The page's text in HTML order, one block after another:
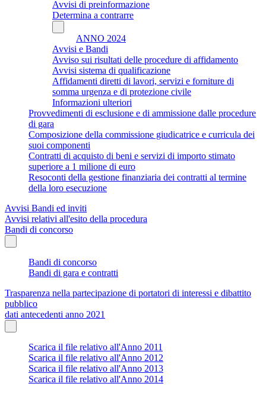
Avvisi di preinformazione
Determina a contrarre
ANNO 2024
Avvisi e Bandi
Avviso sui risultati delle procedure di affidamento
Avvisi sistema di qualificazione
Affidamenti diretti di lavori, servizi e forniture di
somma urgenza e di protezione civile
Informazioni ulteriori
Provvedimenti di esclusione e di ammissione dalle procedure
di gara
Composizione della commissione giudicatrice e curricula dei
suoi componenti
Contratti di acquisto di beni e servizi di importo stimato
superiore a 1 milione di euro
Resoconti della gestione finanziaria dei contratti al termine
della loro esecuzione
Avvisi Bandi ed inviti
Avvisi relativi all'esito della procedura
Bandi di concorso
Bandi di concorso
Bandi di gara e contratti
Trasparenza nella partecipazione di portatori di interessi e dibattito
pubblico
dati antecedenti anno 2021
Scarica il file relativo all'Anno 2011
Scarica il file relativo all'Anno 2012
Scarica il file relativo all'Anno 2013
Scarica il file relativo all'Anno 2014